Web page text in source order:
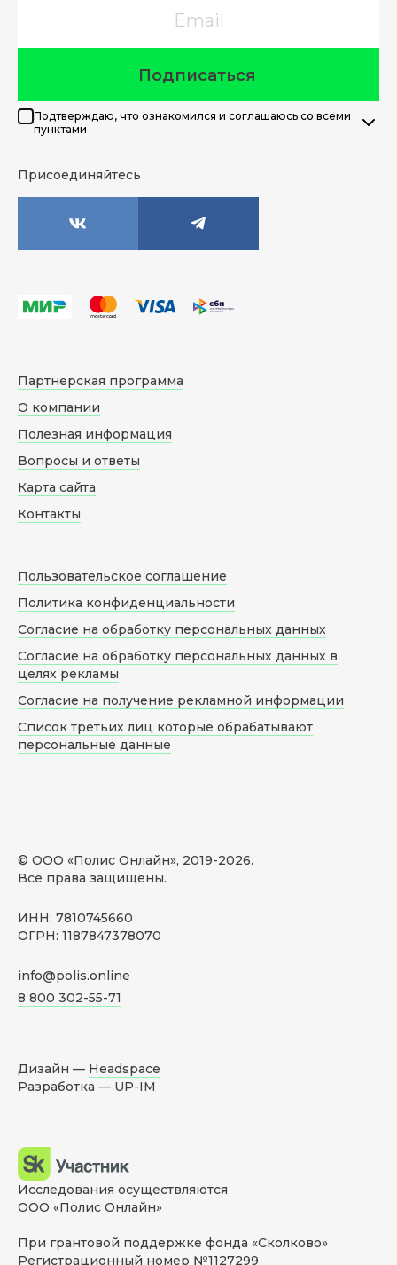
Подписаться
Подтверждаю, что ознакомился и соглашаюсь со всеми
пунктами
Присоединяйтесь
© ООО «Полис Онлайн», 2019-2026.
Все права защищены.
ИНН: 7810745660
ОГРН: 1187847378070
info@polis.online
8 800 302-55-71
Партнерская программа
О компании
Полезная информация
Вопросы и ответы
Карта сайта
Контакты
Пользовательское соглашение
Политика конфиденциальности
Согласие на обработку персональных данных
Согласие на обработку персональных данных в
целях рекламы
Согласие на получение рекламной информации
Список третьих лиц которые обрабатывают
персональные данные
Дизайн — Headspace
Разработка — UP-IM
Исследования осуществляются
ООО «Полис Онлайн»
При грантовой поддержке фонда «Сколково»
Регистрационный номер №1127299